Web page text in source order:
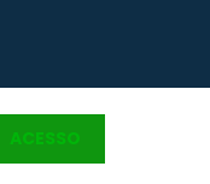
ACESSO